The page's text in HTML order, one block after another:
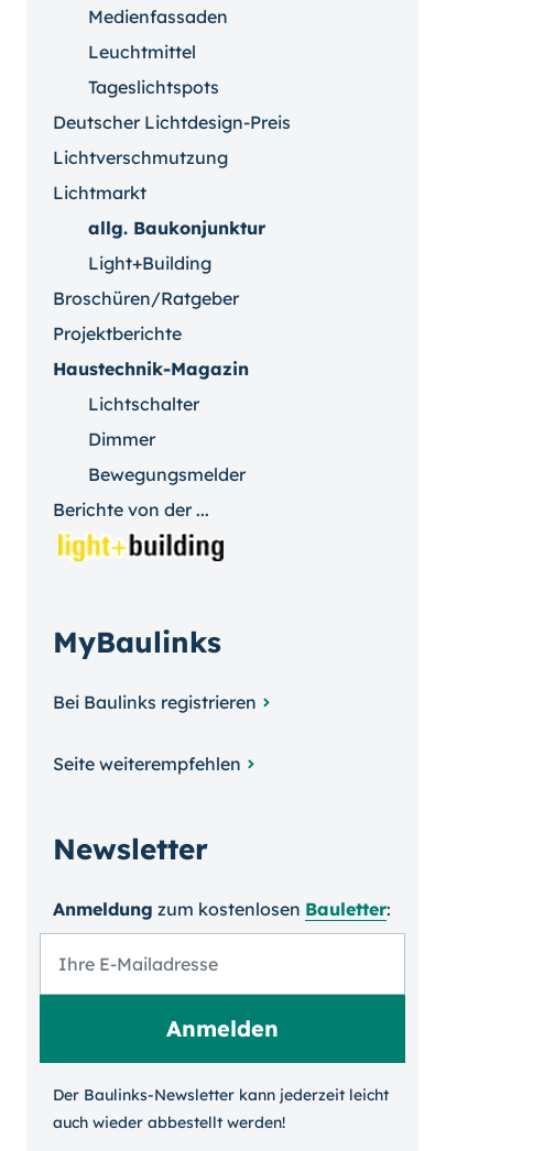
Medienfassaden
Leuchtmittel
Tageslichtspots
Deutscher Lichtdesign-Preis
Lichtverschmutzung
Lichtmarkt
allg. Baukonjunktur
Light+Building
Broschüren/Ratgeber
Projektberichte
Haustechnik-Magazin
Lichtschalter
Dimmer
Bewegungsmelder
Berichte von der ...
MyBaulinks
Bei Baulinks registrieren
Seite weiterempfehlen
Newsletter
Anmeldung zum kosten­losen Bauletter:
Der Baulinks-Newsletter kann jeder­zeit leicht
auch wieder ab­bestellt werden!